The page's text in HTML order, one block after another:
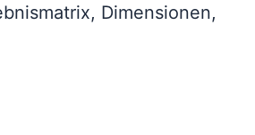
Dimensionen,